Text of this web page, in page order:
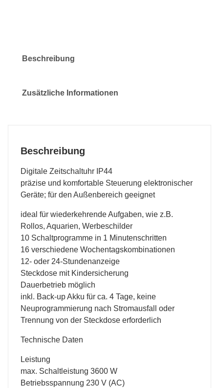
Beschreibung
Zusätzliche Informationen
Beschreibung
Digitale Zeitschaltuhr IP44
präzise und komfortable Steuerung elektronischer
Geräte; für den Außenbereich geeignet
ideal für wiederkehrende Aufgaben, wie z.B.
Rollos, Aquarien, Werbeschilder
10 Schaltprogramme in 1 Minutenschritten
16 verschiedene Wochentagskombinationen
12- oder 24-Stundenanzeige
Steckdose mit Kindersicherung
Dauerbetrieb möglich
inkl. Back-up Akku für ca. 4 Tage, keine
Neuprogrammierung nach Stromausfall oder
Trennung von der Steckdose erforderlich
Technische Daten
Leistung
max. Schaltleistung 3600 W
Betriebsspannung 230 V (AC)